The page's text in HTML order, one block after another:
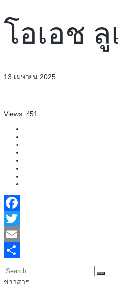
โอเอช ลู
13 เมษายน 2025
Views: 451
Facebook
Twitter
Email
Share
ข่าวสาร